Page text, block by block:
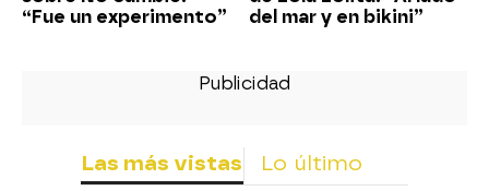
“Fue un experimento”
del mar y en bikini”
Las más vistas Lo último